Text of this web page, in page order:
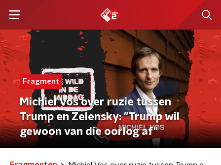
Fragment
Michiel Vos over ruzie tussen
Trump en Zelensky: "Trump wil
gewoon van die oorlog af"